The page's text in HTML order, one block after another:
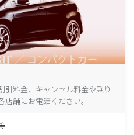
引料金、キャンセル料金や乗り
舗にお電話ください。